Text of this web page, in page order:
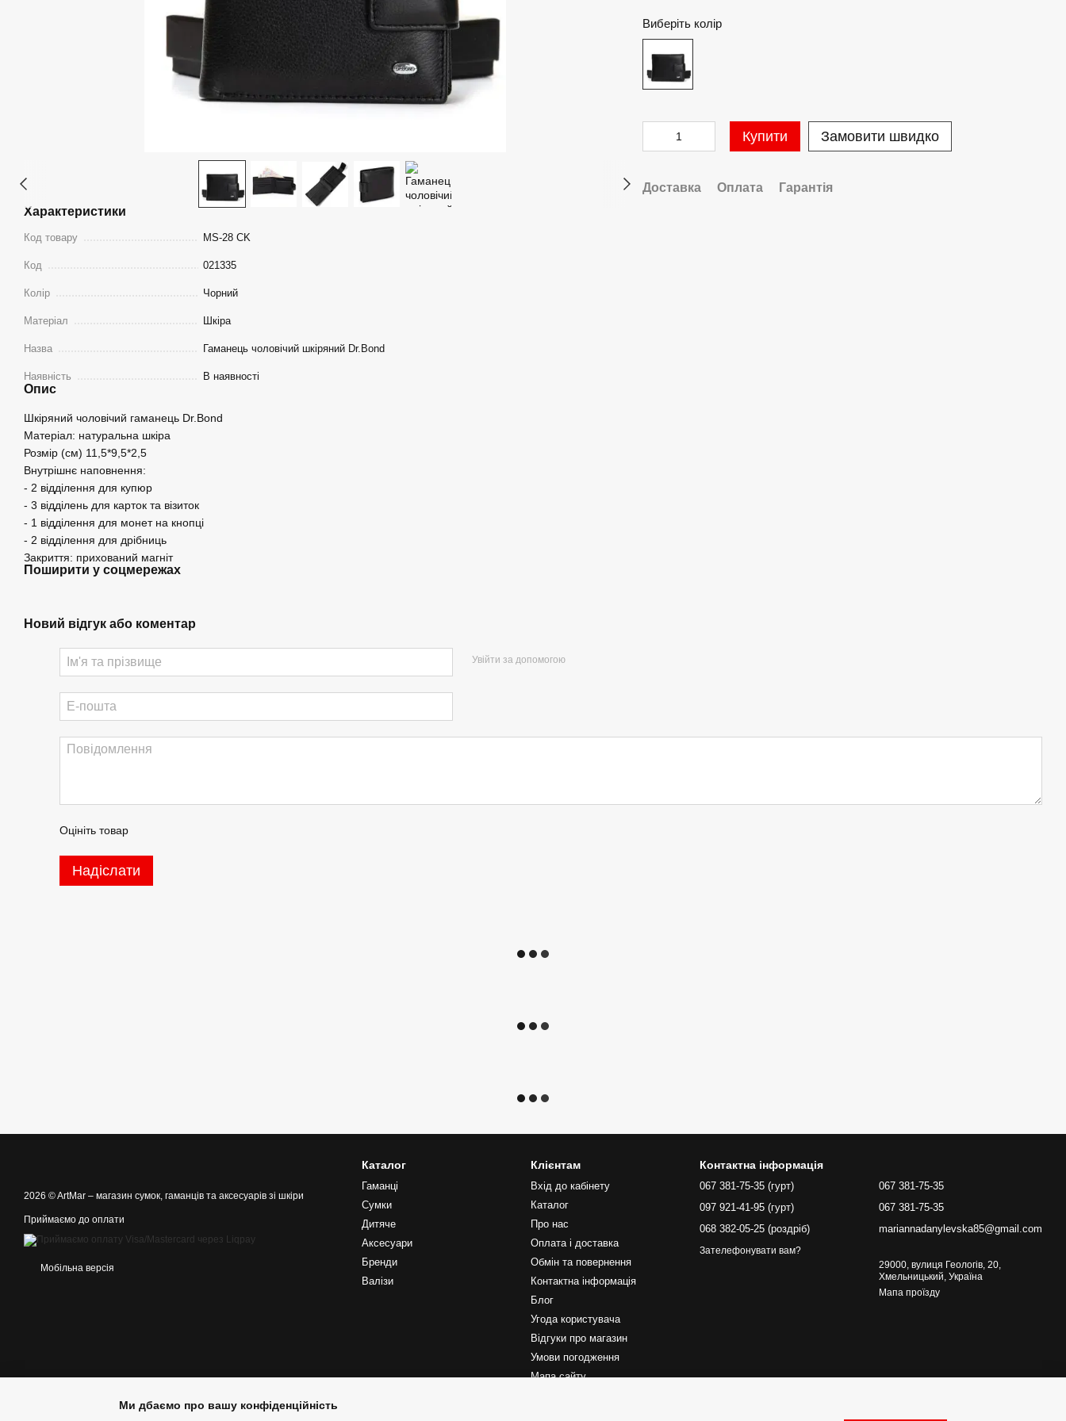
Характеристики
Код товару MS-28 CK
Код 021335
Колір Чорний
Матеріал Шкіра
Назва Гаманець чоловічий шкіряний Dr.Bond
Наявність В наявності
Опис
Шкіряний чоловічий гаманець Dr.Bond
Матеріал: натуральна шкіра
Розмір (см) 11,5*9,5*2,5
Внутрішнє наповнення:
- 2 відділення для купюр
- 3 відділень для карток та візиток
- 1 відділення для монет на кнопці
- 2 відділення для дрібниць
Закриття: прихований магніт
Поширити у соцмережах
Виберіть колір
Купити Замовити швидко
Доставка Оплата Гарантія
Новий відгук або коментар
Увійти за допомогою
Оцініть товар
Надіслати
2026 © ArtMar – магазин сумок, гаманців та аксесуарів зі шкіри
Приймаємо до оплати
Мобільна версія
Каталог
Гаманці
Сумки
Дитяче
Аксесуари
Бренди
Валізи
Клієнтам
Вхід до кабінету
Каталог
Про нас
Оплата і доставка
Обмін та повернення
Контактна інформація
Блог
Угода користувача
Відгуки про магазин
Умови погодження
Мапа сайту
Контактна інформація
067 381-75-35 (гурт)
097 921-41-95 (гурт)
068 382-05-25 (роздріб)
Зателефонувати вам?
067 381-75-35
067 381-75-35
mariannadanylevska85@gmail.com
29000, вулиця Геологів, 20,
Хмельницький, Україна
Мапа проїзду
Ми дбаємо про вашу конфіденційність